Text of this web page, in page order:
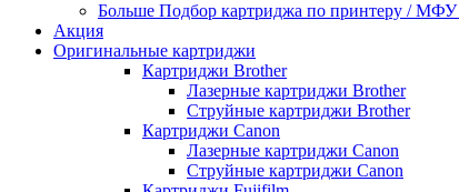
Больше Подбор картриджа по принтеру / МФУ
Акция
Оригинальные картриджи
Картриджи Brother
Лазерные картриджи Brother
Струйные картриджи Brother
Картриджи Canon
Лазерные картриджи Canon
Струйные картриджи Canon